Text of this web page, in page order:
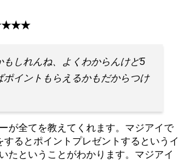
もしれんね、よくわからんけど5
ポイントもらえるかもだからつけ
が全てを教えてくれます。マジアイで
るとポイントプレゼントするというイ
たということがわかります。マジアイ